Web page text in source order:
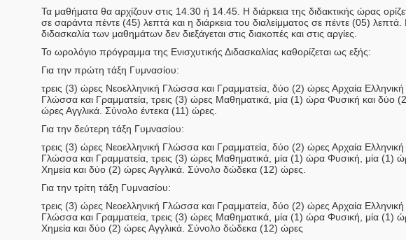
Τα μαθήματα θα αρχίζουν στις 14.30 ή 14.45. Η διάρκεια της διδακτικής ώρας
σε σαράντα πέντε (45) λεπτά και η διάρκεια του διαλείμματος σε πέντε (05) λεπτά.
διδασκαλία των μαθημάτων δεν διεξάγεται στις διακοπές και στις αργίες.
Το ωρολόγιο πρόγραμμα της Ενισχυτικής Διδασκαλίας καθορίζεται ως εξής:
Για την πρώτη τάξη Γυμνασίου:
τρεις (3) ώρες Νεοελληνική Γλώσσα και Γραμματεία, δύο (2) ώρες Αρχαία Ελληνική
Γλώσσα και Γραμματεία, τρεις (3) ώρες Μαθηματικά, μία (1) ώρα Φυσική και δύο
ώρες Αγγλικά. Σύνολο έντεκα (11) ώρες.
Για την δεύτερη τάξη Γυμνασίου:
τρεις (3) ώρες Νεοελληνική Γλώσσα και Γραμματεία, δύο (2) ώρες Αρχαία Ελληνική
Γλώσσα και Γραμματεία, τρεις (3) ώρες Μαθηματικά, μία (1) ώρα Φυσική, μία (1)
Χημεία και δύο (2) ώρες Αγγλικά. Σύνολο δώδεκα (12) ώρες.
Για την τρίτη τάξη Γυμνασίου:
τρεις (3) ώρες Νεοελληνική Γλώσσα και Γραμματεία, δύο (2) ώρες Αρχαία Ελληνική
Γλώσσα και Γραμματεία, τρεις (3) ώρες Μαθηματικά, μία (1) ώρα Φυσική, μία (1)
Χημεία και δύο (2) ώρες Αγγλικά. Σύνολο δώδεκα (12) ώρες